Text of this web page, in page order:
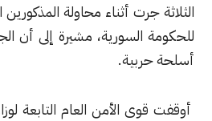
أثناء محاولة المذكورين التسلل
السورية، مشيرة إلى أن الجهات
الأمن العام التابعة لوزارة